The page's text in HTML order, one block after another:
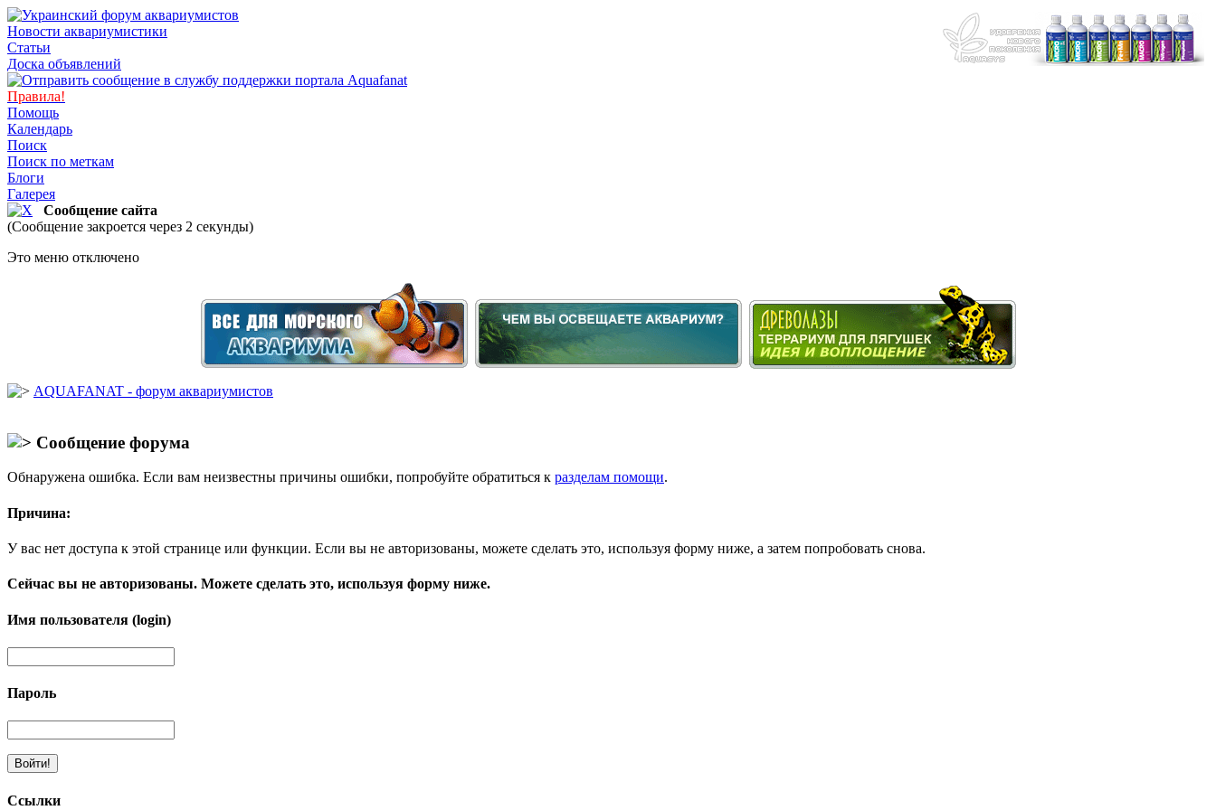
Новости аквариумистики
Статьи
Доска объявлений
Правила!
Помощь
Календарь
Поиск
Поиск по меткам
Блоги
Галерея
Сообщение сайта
(Сообщение закроется через 2 секунды)
Это меню отключено
AQUAFANAT - форум аквариумистов
Сообщение форума
Обнаружена ошибка. Если вам неизвестны причины ошибки, попробуйте обратиться к разделам помощи.
Причина:
У вас нет доступа к этой странице или функции. Если вы не авторизованы, можете сделать это, используя форму ниже, а затем попробовать снова.
Сейчас вы не авторизованы. Можете сделать это, используя форму ниже.
Имя пользователя (login)
Пароль
Ссылки